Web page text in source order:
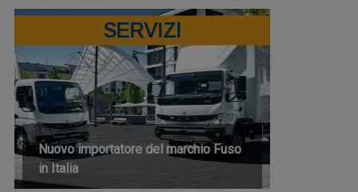
SERVIZI
Nuovo importatore del marchio Fuso
in Italia